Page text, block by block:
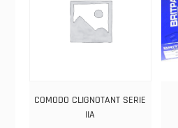
COMODO CLIGNOTANT SERIE
IIA